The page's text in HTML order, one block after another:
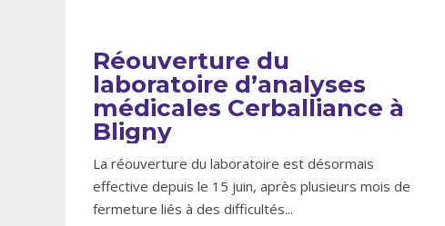
Réouverture du
laboratoire d’analyses
médicales Cerballiance à
Bligny
La réouverture du laboratoire est désormais
effective depuis le 15 juin, après plusieurs mois de
fermeture liés à des difficultés...